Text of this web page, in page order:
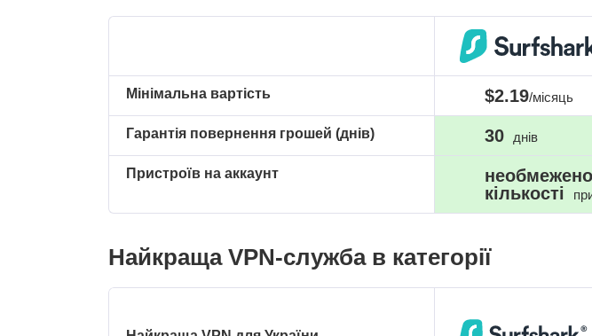
Мінімальна вартість
Гарантія повернення грошей (днів)
Пристроїв на аккаунт
$2.19/місяць
30 днів
кількості
Найкраща VPN-служба в категорії